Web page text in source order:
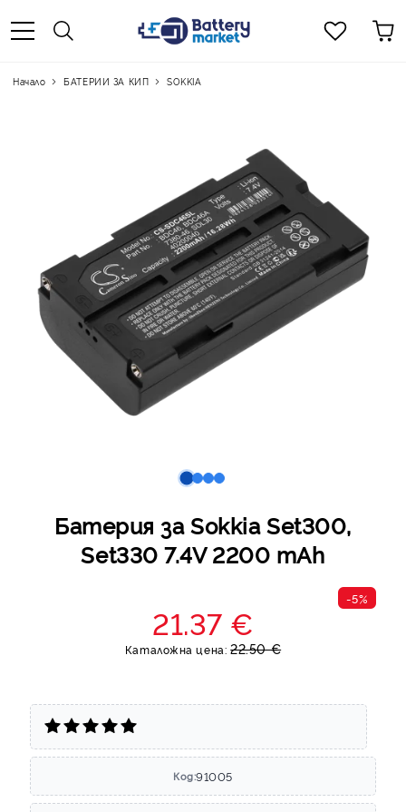
Начало БАТЕРИИ ЗА КИП SOKKIA
Батерия за Sokkia Set300,
Set330 7.4V 2200 mAh
-5%
21.37 €
Каталожна цена: 22.50 €
Код:91005